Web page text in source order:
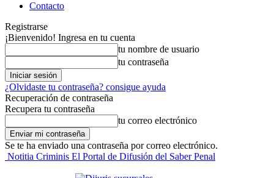
Contacto
Registrarse
¡Bienvenido! Ingresa en tu cuenta
tu nombre de usuario
tu contraseña
¿Olvidaste tu contraseña? consigue ayuda
Recuperación de contraseña
Recupera tu contraseña
tu correo electrónico
Se te ha enviado una contraseña por correo electrónico.
Notitia Criminis El Portal de Difusión del Saber Penal